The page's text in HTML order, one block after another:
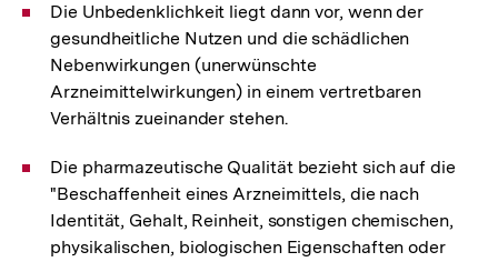
Die Unbedenklichkeit liegt dann vor, wenn der
gesundheitliche Nutzen und die schädlichen
Nebenwirkungen (unerwünschte
Arzneimittelwirkungen) in einem vertretbaren
Verhältnis zueinander stehen.
Die pharmazeutische Qualität bezieht sich auf die
"Beschaffenheit eines Arzneimittels, die nach
Identität, Gehalt, Reinheit, sonstigen chemischen,
physikalischen, biologischen Eigenschaften oder